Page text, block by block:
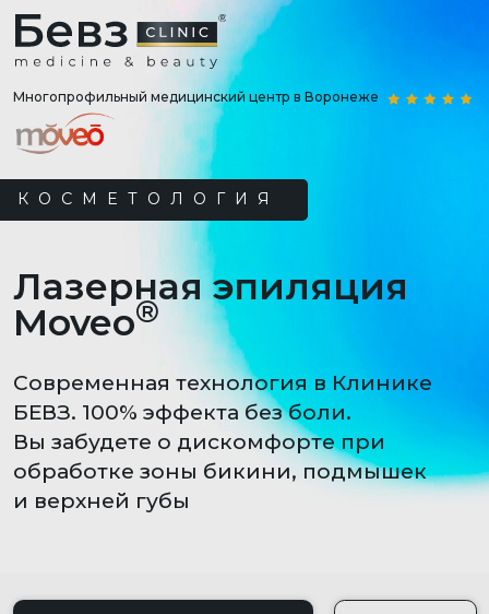
Многопрофильный медицинский центр в Воронеже
Лазерная эпиляция
Moveo
Современная технология в Клинике
БЕВЗ. 100% эффекта без боли.
Вы забудете о дискомфорте при
обработке зоны бикини, подмышек
и верхней губы
КОСМЕТОЛОГИЯ